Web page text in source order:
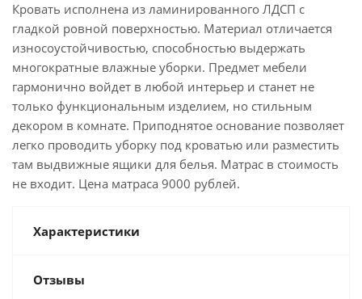
Кровать исполнена из ламинированного ЛДСП с
гладкой ровной поверхностью. Материал отличается
износоустойчивостью, способностью выдержать
многократные влажные уборки. Предмет мебели
гармонично войдет в любой интерьер и станет не
только функциональным изделием, но стильным
декором в комнате. Приподнятое основание позволяет
легко проводить уборку под кроватью или разместить
там выдвижные ящики для белья. Матрас в стоимость
не входит. Цена матраса 9000 рублей.
Характеристики
Отзывы